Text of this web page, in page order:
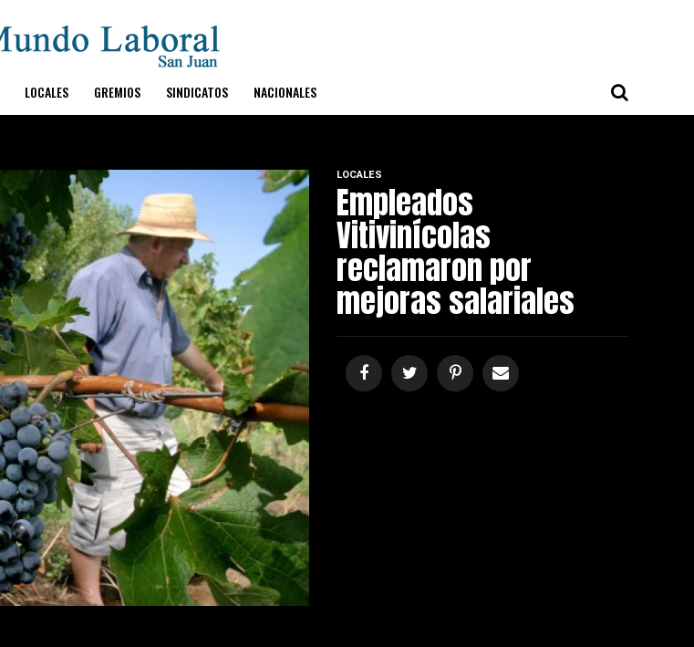
LOCALES GREMIOS SINDICATOS NACIONALES
LOCALES
Empleados
Vitivinícolas
reclamaron por
mejoras salariales